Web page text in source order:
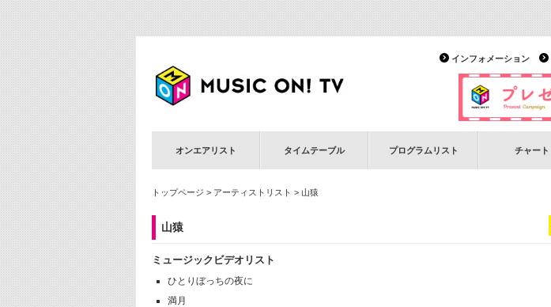
インフォメーション
オンエアリスト タイムテーブル プログラムリスト チャート
トップページ > アーティストリスト > 山猿
山猿
ミュージックビデオリスト
ひとりぼっちの夜に
満月